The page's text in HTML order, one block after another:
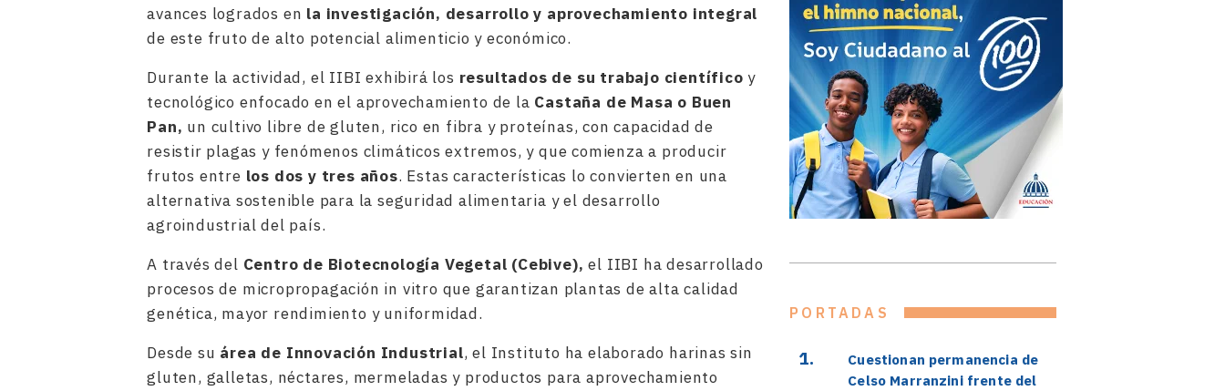
avances logrados en la investigación, desarrollo y aprovechamiento integral
de este fruto de alto potencial alimenticio y económico.
Durante la actividad, el IIBI exhibirá los resultados de su trabajo científico y
tecnológico enfocado en el aprovechamiento de la Castaña de Masa o Buen
Pan, un cultivo libre de gluten, rico en fibra y proteínas, con capacidad de
resistir plagas y fenómenos climáticos extremos, y que comienza a producir
frutos entre los dos y tres años. Estas características lo convierten en una
alternativa sostenible para la seguridad alimentaria y el desarrollo
agroindustrial del país.
A través del Centro de Biotecnología Vegetal (Cebive), el IIBI ha desarrollado
procesos de micropropagación in vitro que garantizan plantas de alta calidad
genética, mayor rendimiento y uniformidad.
Desde su área de Innovación Industrial, el Instituto ha elaborado harinas sin
gluten, galletas, néctares, mermeladas y productos para aprovechamiento
PORTADAS
Cuestionan permanencia de
Celso Marranzini frente del